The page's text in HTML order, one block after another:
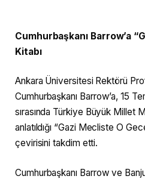
Cumhurbaşkanı Barrow’a
Kitabı
Ankara Üniversitesi Rektörü
Cumhurbaşkanı Barrow’a, 15
sırasında Türkiye Büyük Millet
anlatıldığı “Gazi Mecliste O
çevirisini takdim etti.
Cumhurbaşkanı Barrow ve